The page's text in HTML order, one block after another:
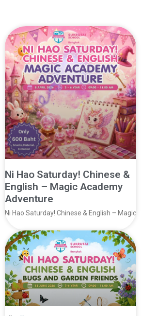
Ni Hao Saturday! Chinese &
English – Magic Academy
Adventure
Ni Hao Saturday! Chinese & English – Magic